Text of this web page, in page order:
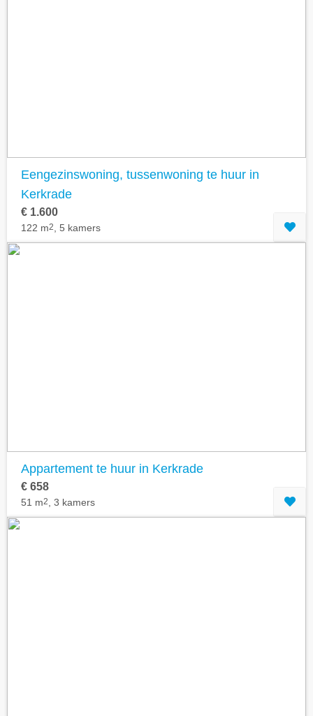
Eengezinswoning, tussenwoning te huur in
Kerkrade
€ 1.600
122 m2 , 5 kamers
Appartement te huur in Kerkrade
€ 658
51 m2 , 3 kamers